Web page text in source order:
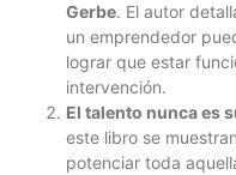
Gerbe. El autor
un emprendedor
lograr que estar
intervención.
El talento nunca es
este libro se
potenciar toda